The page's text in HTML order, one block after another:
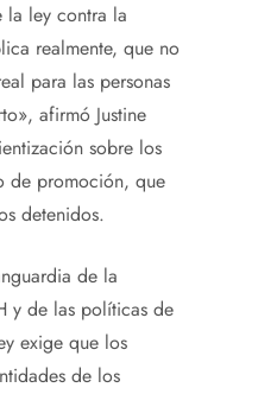
la ley contra la
realmente, que no
para las personas
afirmó Justine
sobre los
de promoción, que
detenidos.
de la
y de las políticas de
exige que los
de los